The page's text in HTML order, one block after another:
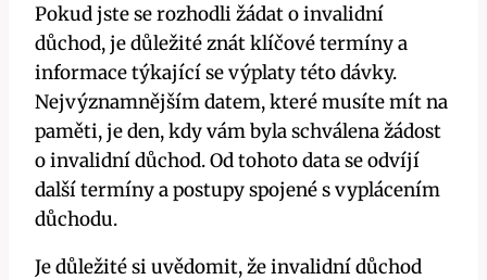
Pokud jste‌ se rozhodli ​žádat o invalidní
důchod, je důležité⁤ znát klíčové​ termíny⁢ a
informace‍ týkající se výplaty této dávky.
Nejvýznamnějším datem, ⁢které musíte mít na
paměti, je den, kdy ⁢vám byla schválena žádost
o ⁢invalidní důchod. ‍Od tohoto data ‌se odvíjí
další termíny a postupy spojené s vyplácením
důchodu.
Je důležité si​ uvědomit, že invalidní⁣ důchod